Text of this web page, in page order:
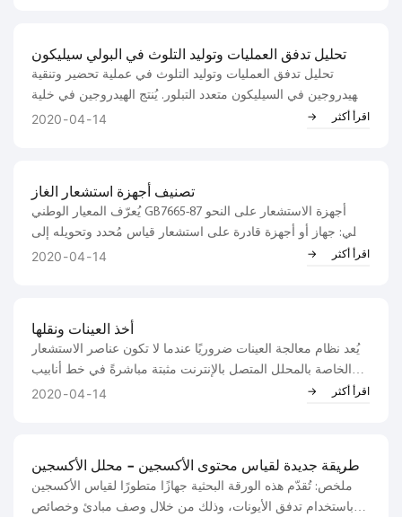
تحليل تدفق العمليات وتوليد التلوث في البولي سيليكون
تحليل تدفق العمليات وتوليد التلوث في عملية تحضير وتنقية
الهيدروجين في السيليكون متعدد التبلور. يُنتج الهيدروجين في خلية
التحليل الكهربائي عن طريق تحلية المياه بالتحليل الكهربائي. يُبرد
2020 04 14 اقرأ أكثر
تصنيف أجهزة استشعار الغاز
يُعرّف المعيار الوطني GB7665-87 أجهزة الاستشعار على النحو
التالي: جهاز أو أجهزة قادرة على استشعار قياس مُحدد وتحويله إلى
إشارة خرج متاحة وفقًا لقاعدة معينة. يُستخدم مستشعر الغاز
2020 04 14 اقرأ أكثر
أخذ العينات ونقلها
يُعد نظام معالجة العينات ضروريًا عندما لا تكون عناصر الاستشعار
الخاصة بالمحلل المتصل بالإنترنت مثبتة مباشرةً في خط أنابيب
العملية أو المعدات. نظام معالجة العينات هو نظام يربط سائل
2020 04 14 اقرأ أكثر
طريقة جديدة لقياس محتوى الأكسجين - محلل الأكسجين
ثلاثي الأبعاد بتقنية التيار الأيوني
ملخص: تُقدّم هذه الورقة البحثية جهازًا متطورًا لقياس الأكسجين
باستخدام تدفق الأيونات، وذلك من خلال وصف مبادئ وخصائص